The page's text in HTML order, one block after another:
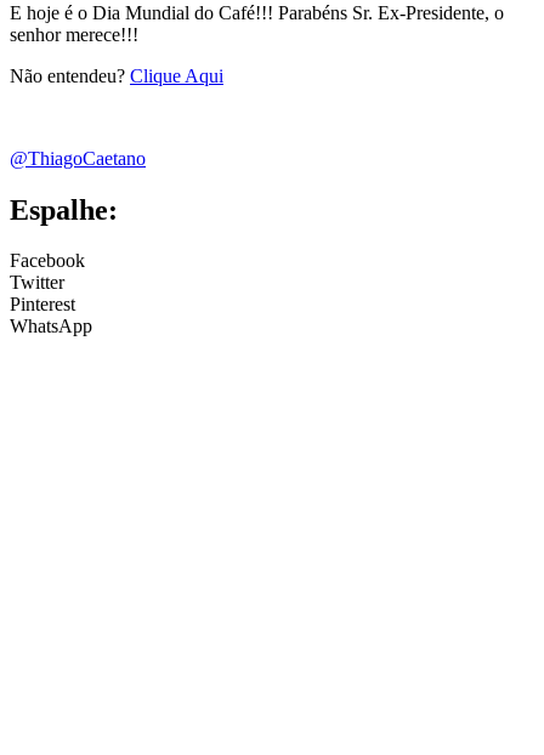
E hoje é o Dia Mundial do Café!!! Parabéns Sr. Ex-Presidente, o
senhor merece!!!
Não entendeu? Clique Aqui
@ThiagoCaetano
Espalhe:
Facebook
Twitter
Pinterest
WhatsApp